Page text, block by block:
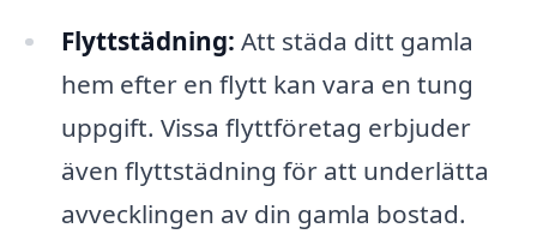
Flyttstädning: Att städa ditt gamla
hem efter en flytt kan vara en tung
uppgift. Vissa flyttföretag erbjuder
även flyttstädning för att underlätta
avvecklingen av din gamla bostad.